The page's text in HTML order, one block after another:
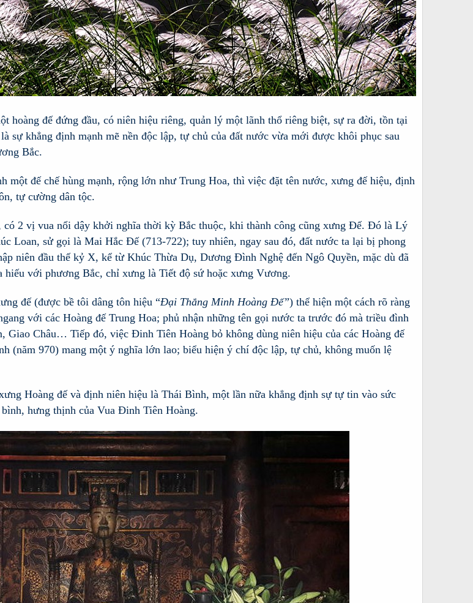
hoàng đế đứng đầu, có niên hiệu riêng, quản lý một lãnh thổ riêng biệt, sự ra đời, tồn tại
sự khẳng định mạnh mẽ nền độc lập, tự chủ của đất nước vừa mới được khôi phục sau
Bắc.
một đế chế hùng mạnh, rộng lớn như Trung Hoa, thì việc đặt tên nước, xưng đế hiệu, định
tự cường dân tộc.
2 vị vua nổi dậy khởi nghĩa thời kỳ Bắc thuộc, khi thành công cũng xưng Đế. Đó là Lý
Loan, sử gọi là Mai Hắc Đế (713-722); tuy nhiên, ngay sau đó, đất nước ta lại bị phong
niên đầu thế kỷ X, kể từ Khúc Thừa Dụ, Dương Đình Nghệ đến Ngô Quyền, mặc dù đã
hiếu với phương Bắc, chỉ xưng là Tiết độ sứ hoặc xưng Vương.
đế (được bề tôi dâng tôn hiệu “Đại Thắng Minh Hoàng Đế”) thể hiện một cách rõ ràng
với các Hoàng đế Trung Hoa; phủ nhận những tên gọi nước ta trước đó mà triều đình
Giao Châu… Tiếp đó, việc Đinh Tiên Hoàng bỏ không dùng niên hiệu của các Hoàng đế
(năm 970) mang một ý nghĩa lớn lao; biểu hiện ý chí độc lập, tự chủ, không muốn lệ
Hoàng đế và định niên hiệu là Thái Bình, một lần nữa khẳng định sự tự tin vào sức
hưng thịnh của Vua Đinh Tiên Hoàng.